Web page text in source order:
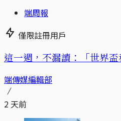
端周報
僅限註冊用戶
這一週，不漏讀：「世界
端傳媒編輯部
2 天前